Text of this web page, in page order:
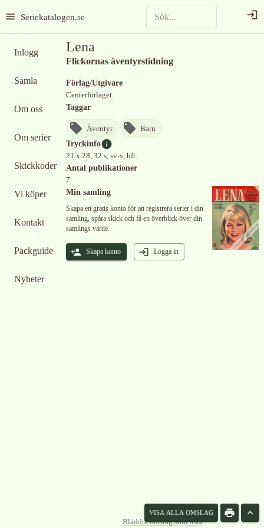
Seriekatalogen.se
Inlogg
Samla
Om oss
Om serier
Skickkoder
Vi köper
Kontakt
Packguide
Nyheter
Lena
Flickornas äventyrstidning
Förlag/Utgivare
Centerförlaget.
Taggar
Äventyr
Barn
Tryckinfo
21 x 28, 32 s, sv-v, hft.
Antal publikationer
7.
Min samling
Skapa ett gratis konto för att registrera serier i din
samling, spåra skick och få en överblick över din
samlings värde.
Skapa konto Logga in
VISA ALLA OMSLAG
Bläddra omslag som lista